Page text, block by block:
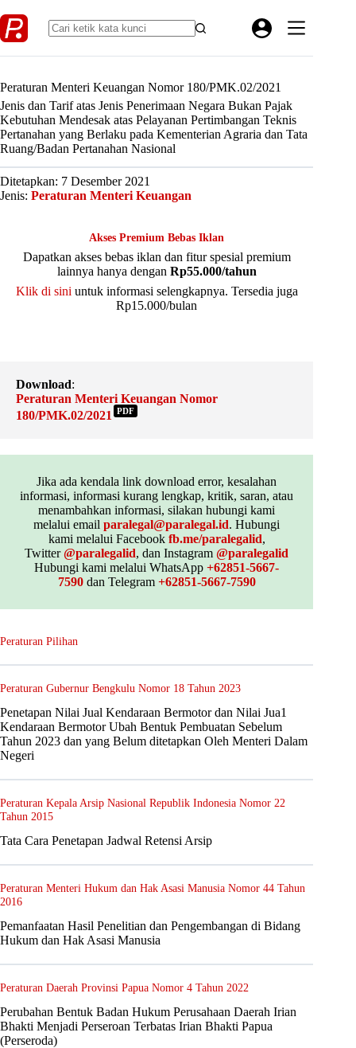
to
content
Peraturan Menteri Keuangan Nomor 180/PMK.02/2021
Jenis dan Tarif atas Jenis Penerimaan Negara Bukan Pajak
Kebutuhan Mendesak atas Pelayanan Pertimbangan Teknis
Pertanahan yang Berlaku pada Kementerian Agraria dan Tata
Ruang/Badan Pertanahan Nasional
Ditetapkan: 7 Desember 2021
Jenis: Peraturan Menteri Keuangan
Akses Premium Bebas Iklan
Dapatkan akses bebas iklan dan fitur spesial premium
lainnya hanya dengan Rp55.000/tahun
Klik di sini untuk informasi selengkapnya. Tersedia juga
Rp15.000/bulan
Download:
Peraturan Menteri Keuangan Nomor
180/PMK.02/2021
PDF
Jika ada kendala link download error, kesalahan
informasi, informasi kurang lengkap, kritik, saran, atau
menambahkan informasi, silakan hubungi kami
melalui emailparalegal@paralegal.id. Hubungi
kami melalui Facebook fb.me/paralegalid,
Twitter@paralegalid, dan Instagram@paralegalid
Hubungi kami melalui WhatsApp+62851-5667-
7590dan Telegram +62851-5667-7590
Peraturan Pilihan
Peraturan Gubernur Bengkulu Nomor 18 Tahun 2023
Penetapan Nilai Jual Kendaraan Bermotor dan Nilai Jua1
Kendaraan Bermotor Ubah Bentuk Pembuatan Sebelum
Tahun 2023 dan yang Belum ditetapkan Oleh Menteri Dalam
Negeri
Peraturan Kepala Arsip Nasional Republik Indonesia Nomor 22
Tahun 2015
Tata Cara Penetapan Jadwal Retensi Arsip
Peraturan Menteri Hukum dan Hak Asasi Manusia Nomor 44 Tahun
2016
Pemanfaatan Hasil Penelitian dan Pengembangan di Bidang
Hukum dan Hak Asasi Manusia
Peraturan Daerah Provinsi Papua Nomor 4 Tahun 2022
Perubahan Bentuk Badan Hukum Perusahaan Daerah Irian
Bhakti Menjadi Perseroan Terbatas Irian Bhakti Papua
(Perseroda)